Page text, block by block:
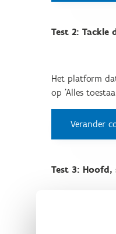
Test 2: Tackle
Het platform
op 'Alles
Verander
Test 3: Hoofd,
Het platform